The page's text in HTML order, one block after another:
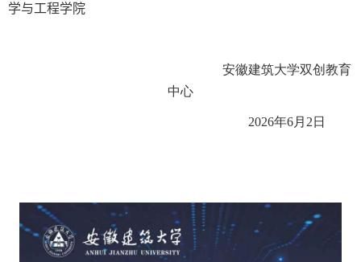
学与工程学院
安徽建筑大学双创教育
中心
2026年6月2日